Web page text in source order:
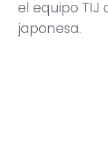
el equipo
japonesa.